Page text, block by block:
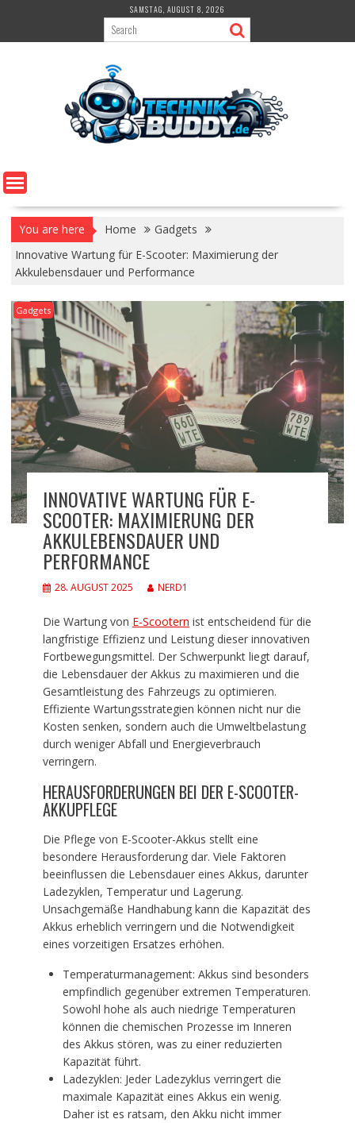
content
SAMSTAG, AUGUST 8, 2026
You are here Home
Gadgets
Innovative Wartung für E-Scooter: Maximierung der
Akkulebensdauer und Performance
Gadgets
INNOVATIVE WARTUNG FÜR E-
SCOOTER: MAXIMIERUNG DER
AKKULEBENSDAUER UND
PERFORMANCE
28. AUGUST 2025 NERD1
Die Wartung von E-Scootern ist entscheidend für die
langfristige Effizienz und Leistung dieser innovativen
Fortbewegungsmittel. Der Schwerpunkt liegt darauf,
die Lebensdauer der Akkus zu maximieren und die
Gesamtleistung des Fahrzeugs zu optimieren.
Effiziente Wartungsstrategien können nicht nur die
Kosten senken, sondern auch die Umweltbelastung
durch weniger Abfall und Energieverbrauch
verringern.
HERAUSFORDERUNGEN BEI DER E-SCOOTER-
AKKUPFLEGE
Die Pflege von E-Scooter-Akkus stellt eine
besondere Herausforderung dar. Viele Faktoren
beeinflussen die Lebensdauer eines Akkus, darunter
Ladezyklen, Temperatur und Lagerung.
Unsachgemäße Handhabung kann die Kapazität des
Akkus erheblich verringern und die Notwendigkeit
eines vorzeitigen Ersatzes erhöhen.
Temperaturmanagement: Akkus sind besonders
empfindlich gegenüber extremen Temperaturen.
Sowohl hohe als auch niedrige Temperaturen
können die chemischen Prozesse im Inneren
des Akkus stören, was zu einer reduzierten
Kapazität führt.
Ladezyklen: Jeder Ladezyklus verringert die
maximale Kapazität eines Akkus ein wenig.
Daher ist es ratsam, den Akku nicht immer